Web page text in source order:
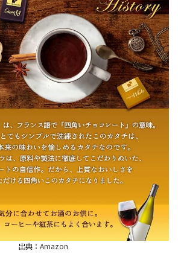
出典： Amazon